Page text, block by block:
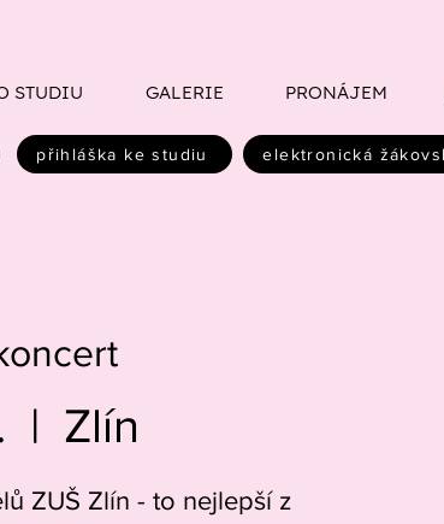
STUDIU GALERIE PRONÁJEM
přihláška ke studiu
elektronická
  |
Zlín
ZUŠ Zlín - to nejlepší z